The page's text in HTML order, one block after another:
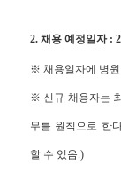
2. 채용 예정일자 :
※ 채용일자에 병원
※ 신규 채용자는
무를 원칙으로 한
할 수 있음.)